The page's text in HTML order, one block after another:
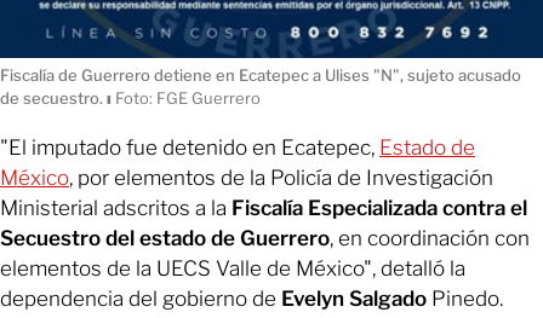
Fiscalía de Guerrero detiene en Ecatepec a Ulises "N", sujeto acusado
de secuestro. ı Foto: FGE Guerrero
"El imputado fue detenido en Ecatepec, Estado de
México, por elementos de la Policía de Investigación
Ministerial adscritos a la Fiscalía Especializada contra el
Secuestro del estado de Guerrero, en coordinación con
elementos de la UECS Valle de México", detalló la
dependencia del gobierno de Evelyn Salgado Pinedo.